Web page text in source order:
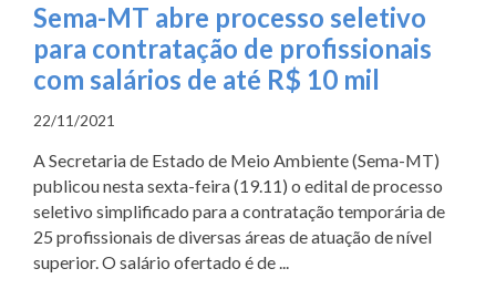
Sema-MT abre processo seletivo
para contratação de profissionais
com salários de até R$ 10 mil
22/11/2021
A Secretaria de Estado de Meio Ambiente (Sema-MT)
publicou nesta sexta-feira (19.11) o edital de processo
seletivo simplificado para a contratação temporária de
25 profissionais de diversas áreas de atuação de nível
superior. O salário ofertado é de ...